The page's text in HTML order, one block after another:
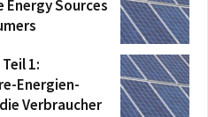
Energy Sources
1:
Energien-
Verbraucher